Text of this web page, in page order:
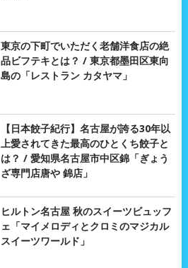
東京の下町でいただく老舗洋食店の絶
品ビフテキとは？ / 東京都墨田区東向
島の「レストラン カタヤマ」
【日本餃子紀行】名古屋が誇る30年以
上愛されてきた最高のひとくち餃子と
は？ / 愛知県名古屋市中区錦「ぎょう
ざ専門店唐や 錦店」
ヒルトン名古屋 秋のスイーツビュッフ
ェ「マイメロディとクロミのマジカル
スイーツワールド」